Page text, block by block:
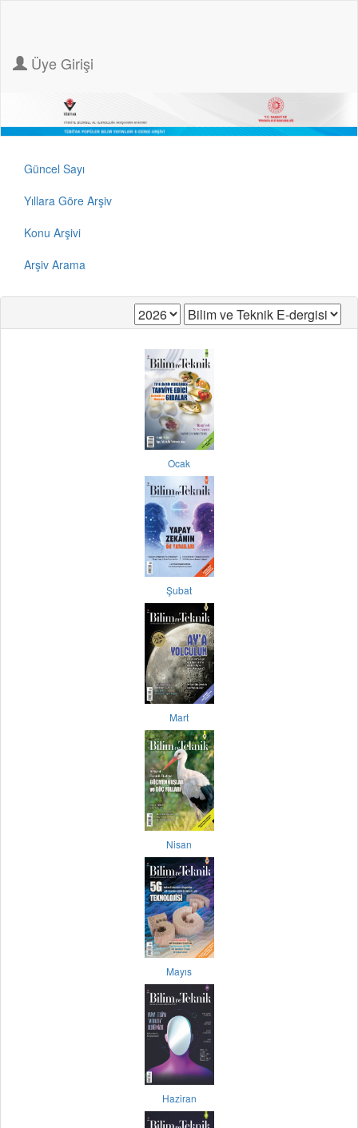
Üye Girişi
Güncel Sayı
Yıllara Göre Arşiv
Konu Arşivi
Arşiv Arama
Ocak
Şubat
Mart
Nisan
Mayıs
Haziran